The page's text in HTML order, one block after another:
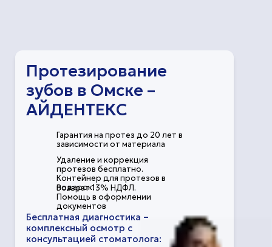
Гарантия на протез до 20 лет в
зависимости от материала
Удаление и коррекция
протезов бесплатно.
Контейнер для протезов в
подарок!
Возврат 13% НДФЛ.
Помощь в оформлении
документов
Бесплатная диагностика –
комплексный осмотр с
консультацией стоматолога:
Протезирование
зубов в Омске –
АЙДЕНТЕКС